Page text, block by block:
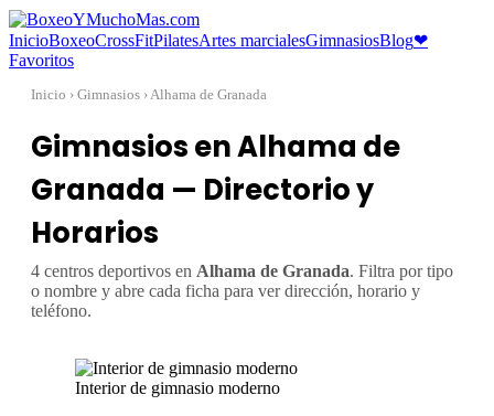
InicioBoxeoCrossFitPilatesArtes marcialesGimnasiosBlog❤
Favoritos
Inicio › Gimnasios › Alhama de Granada
Gimnasios en Alhama de
Granada — Directorio y
Horarios
4 centros deportivos en Alhama de Granada. Filtra por tipo
o nombre y abre cada ficha para ver dirección, horario y
teléfono.
Interior de gimnasio moderno